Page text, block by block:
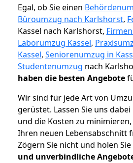
Egal, ob Sie einen
Büroumzug nach Karlshorst,
Kassel nach Karlshorst,
Laborumzug Kassel,
Kassel, Seniorenumzug in
Studentenumzug nach
haben die besten Angebote
Wir sind für jede Art von
gerüstet. Lassen Sie uns
und die Kosten zu
Ihren neuen Lebensabschnitt
Zögern Sie nicht und holen Sie
und unverbindliche